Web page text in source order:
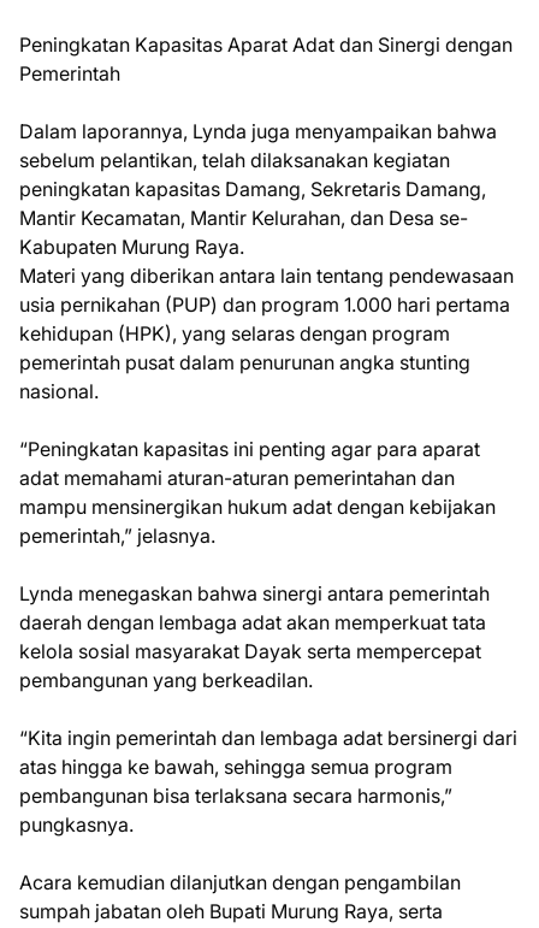
Peningkatan Kapasitas Aparat Adat dan Sinergi dengan
Pemerintah
Dalam laporannya, Lynda juga menyampaikan bahwa
sebelum pelantikan, telah dilaksanakan kegiatan
peningkatan kapasitas Damang, Sekretaris Damang,
Mantir Kecamatan, Mantir Kelurahan, dan Desa se-
Kabupaten Murung Raya.
Materi yang diberikan antara lain tentang pendewasaan
usia pernikahan (PUP) dan program 1.000 hari pertama
kehidupan (HPK), yang selaras dengan program
pemerintah pusat dalam penurunan angka stunting
nasional.
“Peningkatan kapasitas ini penting agar para aparat
adat memahami aturan-aturan pemerintahan dan
mampu mensinergikan hukum adat dengan kebijakan
pemerintah,” jelasnya.
Lynda menegaskan bahwa sinergi antara pemerintah
daerah dengan lembaga adat akan memperkuat tata
kelola sosial masyarakat Dayak serta mempercepat
pembangunan yang berkeadilan.
“Kita ingin pemerintah dan lembaga adat bersinergi dari
atas hingga ke bawah, sehingga semua program
pembangunan bisa terlaksana secara harmonis,”
pungkasnya.
Acara kemudian dilanjutkan dengan pengambilan
sumpah jabatan oleh Bupati Murung Raya, serta